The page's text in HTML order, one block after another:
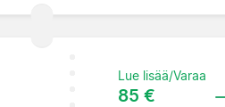
Lue lisää/Varaa
85 €